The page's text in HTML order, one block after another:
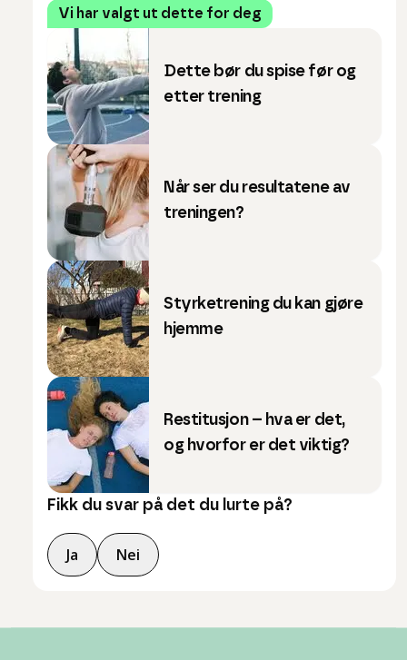
Vi har valgt ut dette for deg
Dette bør du spise før og
etter trening
Når ser du resultatene av
treningen?
Styrketrening du kan gjøre
hjemme
Restitusjon – hva er det,
og hvorfor er det viktig?
Fikk du svar på det du lurte på?
Ja Nei